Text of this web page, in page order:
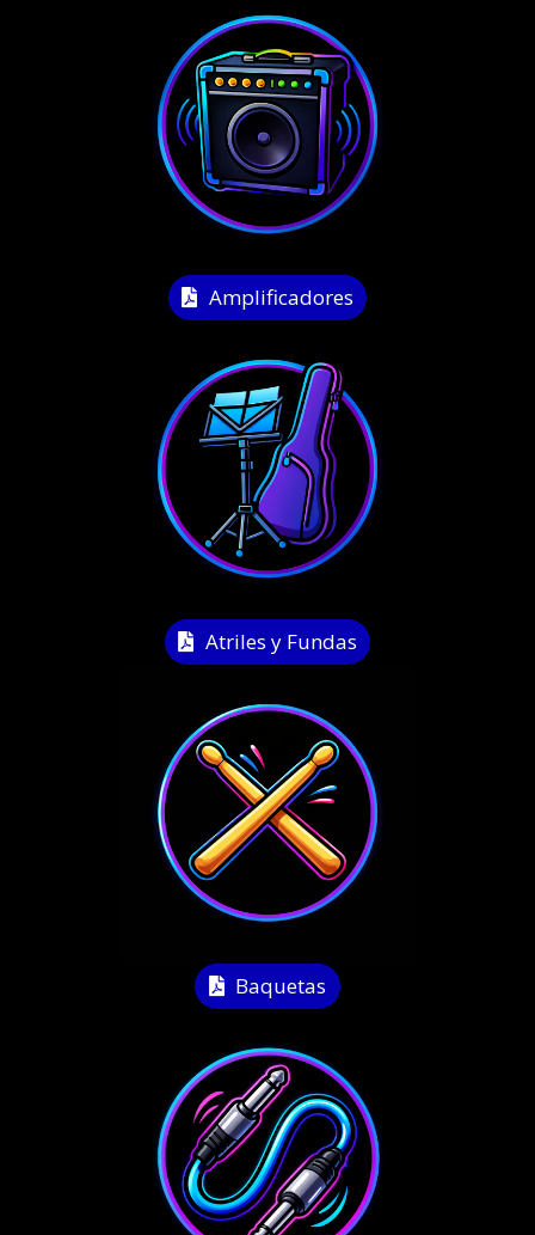
Amplificadores
Atriles y Fundas
Baquetas